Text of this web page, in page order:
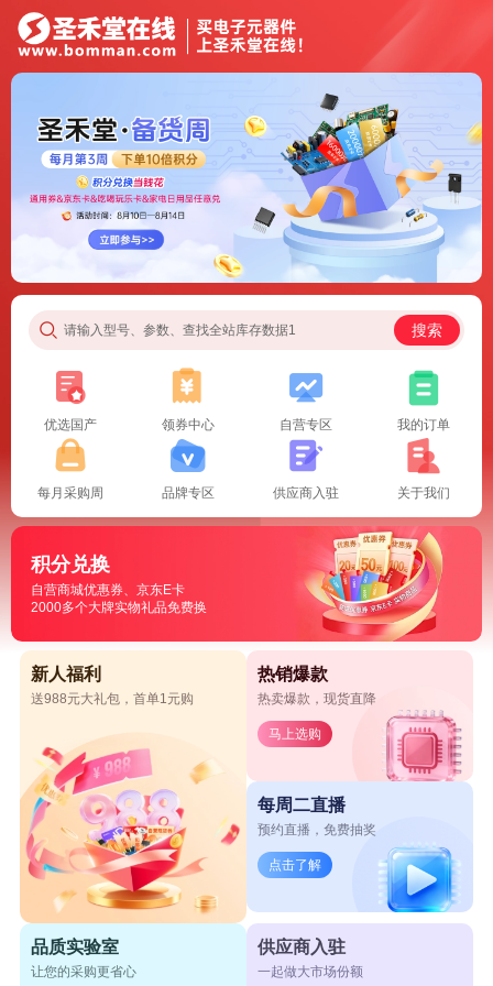
请输入型号、参数、查找全站库存数据1 搜索
优选国产 领券中心 自营专区 我的订单
每月采购周 品牌专区 供应商入驻 关于我们
积分兑换
自营商城优惠券、京东E卡
2000多个大牌实物礼品免费换
新人福利
送988元大礼包，首单1元购
热销爆款
热卖爆款，现货直降
马上选购
每周二直播
预约直播，免费抽奖
点击了解
品质实验室
让您的采购更省心
供应商入驻
一起做大市场份额